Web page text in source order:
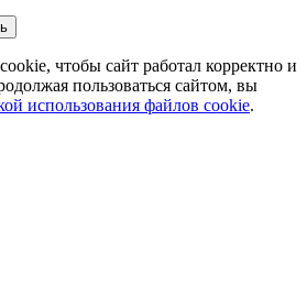
чтобы сайт работал корректно и
пользоваться сайтом, вы
использования файлов cookie.